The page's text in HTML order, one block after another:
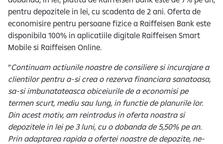
pentru depozitele in lei, cu scadenta de 2 ani. Oferta de
economisire pentru persoane fizice a Raiffeisen Bank este
disponibila 100% in aplicatiile digitale Raiffeisen Smart
Mobile si Raiffeisen Online.
“Continuam actiunile noastre de consiliere si incurajare a
clientilor pentru a-si crea o rezerva financiara sanatoasa,
sa-si imbunatateasca obiceiurile de a economisi pe
termen scurt, mediu sau lung, in functie de planurile lor.
Din acest motiv, am reintrodus in oferta noastra si
depozitele in lei pe 3 luni, cu o dobanda de 5,50% pe an.
Prin adaptarea rapida a ofertei noastre de depozite, ne-